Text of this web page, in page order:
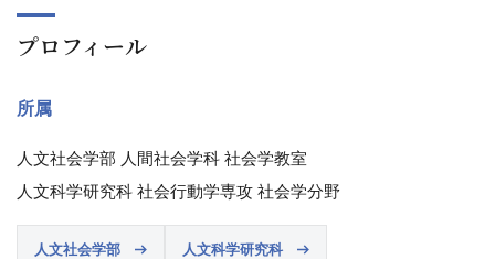
プロフィール
所属
人文社会学部 人間社会学科 社会学教室
人文科学研究科 社会行動学専攻 社会学分野
人文社会学部 人文科学研究科